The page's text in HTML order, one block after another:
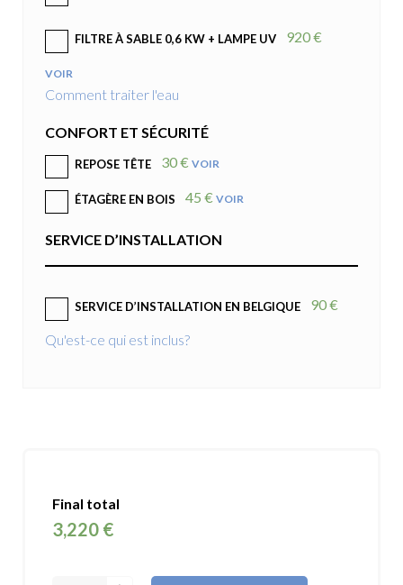
FILTRE À SABLE 0,6 KW + LAMPE UV 920 €
VOIR
Comment traiter l'eau
CONFORT ET SÉCURITÉ
REPOSE TÊTE 30 € VOIR
ÉTAGÈRE EN BOIS 45 € VOIR
SERVICE D’INSTALLATION
SERVICE D’INSTALLATION EN BELGIQUE 90 €
Qu'est-ce qui est inclus?
Final total
3,220 €